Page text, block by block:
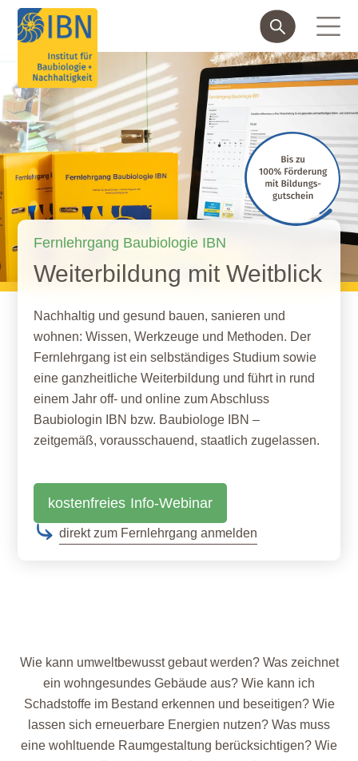
Fernlehrgang Baubiologie IBN
Weiterbildung mit Weitblick
Nachhaltig und gesund bauen, sanieren und
wohnen: Wissen, Werkzeuge und Methoden. Der
Fernlehrgang ist ein selbständiges Studium sowie
eine ganzheitliche Weiterbildung und führt in rund
einem Jahr off- und online zum Abschluss
Baubiologin IBN bzw. Baubiologe IBN –
zeitgemäß, vorausschauend, staatlich zugelassen.
kostenfreies Info-Webinar
direkt zum Fernlehrgang anmelden
Wie kann umweltbewusst gebaut werden? Was zeichnet
ein wohngesundes Gebäude aus? Wie kann ich
Schadstoffe im Bestand erkennen und beseitigen? Wie
lassen sich erneuerbare Energien nutzen? Was muss
eine wohltuende Raumgestaltung berücksichtigen? Wie